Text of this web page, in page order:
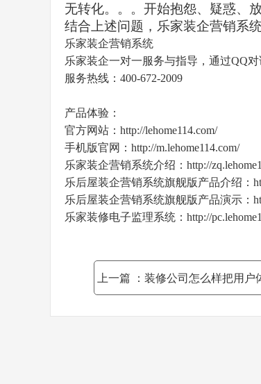
无转化。。。开始抱怨、疑惑、
结合上述问题，乐家装企营销系
乐家装企营销系统
乐家装企一对一服务与指导，通过QQ对
服务热线： 400-672-2009
产品体验：
官方网站： http://lehome114.com/
手机版官网： http://m.lehome114.com/
乐家装企营销系统介绍： http://
乐后屋装企营销系统旗舰版产品介绍：
乐后屋装企营销系统旗舰版产品演示：
乐家装修电子监理系统： http://
上一篇 ：装修公司怎么样把用户